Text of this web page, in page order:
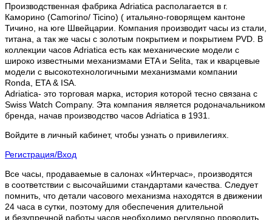
Производственная фабрика Adriatica располагается в г.
Каморино (Camorino/ Ticino) ( итальяно-говорящем кантоне
Тичино, на юге Швейцарии. Компания производит часы из стали,
титана, а так же часы с золотым покрытием и покрытием PVD. В
коллекции часов Adriatica есть как механические модели с
широко известными механизмами ETA и Selita, так и кварцевые
модели с высокотехнологичными механизмами компании
Ronda, ETA & ISA.
Adriatica- это торговая марка, история которой тесно связана с
Swiss Watch Company. Эта компания является родоначальником
бренда, начав производство часов Adriatica в 1931.
Войдите в личный кабинет, чтобы узнать о привилегиях.
Регистрация/Вход
Все часы, продаваемые в салонах «Интерчас», производятся
в соответствии с высочайшими стандартами качества. Следует
помнить, что детали часового механизма находятся в движении
24 часа в сутки, поэтому для обеспечения длительной
и безупречной работы часов необходимо регулярно проводить